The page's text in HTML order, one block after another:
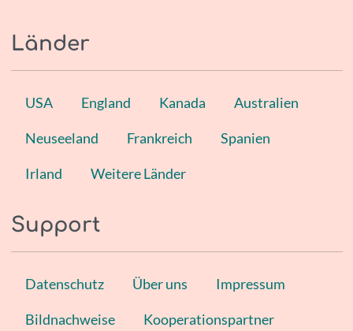
Länder
USA England Kanada Australien
Neuseeland Frankreich Spanien
Irland Weitere Länder
Support
Datenschutz Über uns Impressum
Bildnachweise Kooperationspartner